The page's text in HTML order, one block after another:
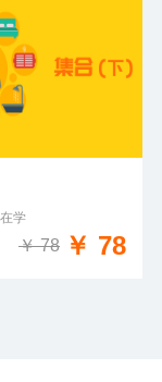
免费试学
学
￥ 78 ￥ 78